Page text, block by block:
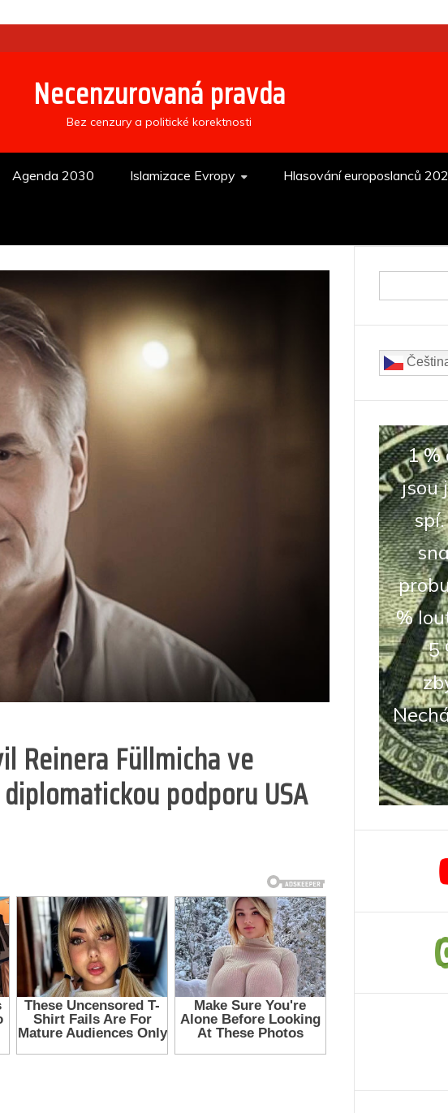
Necenzurovaná pravda
Bez cenzury a politické korektnosti
Agenda 2030 Islamizace Evropy Hlasování europoslanců
Reinera Füllmicha ve
podporu USA
1 %
jsou
%
5